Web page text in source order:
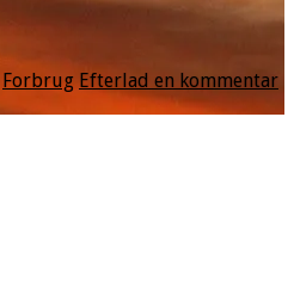
Forbrug Efterlad en kommentar